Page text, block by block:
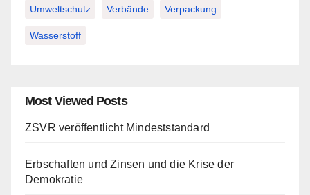
Umweltschutz Verbände Verpackung
Wasserstoff
Most Viewed Posts
ZSVR veröffentlicht Mindeststandard
Erbschaften und Zinsen und die Krise der
Demokratie